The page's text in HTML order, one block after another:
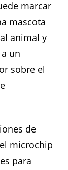
marcar
mascota
animal y
un
sobre el
de
microchip
para